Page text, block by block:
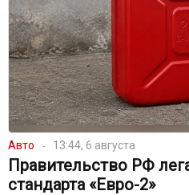
Авто 13:44, 6 августа
Правительство РФ
стандарта «Евро-2»